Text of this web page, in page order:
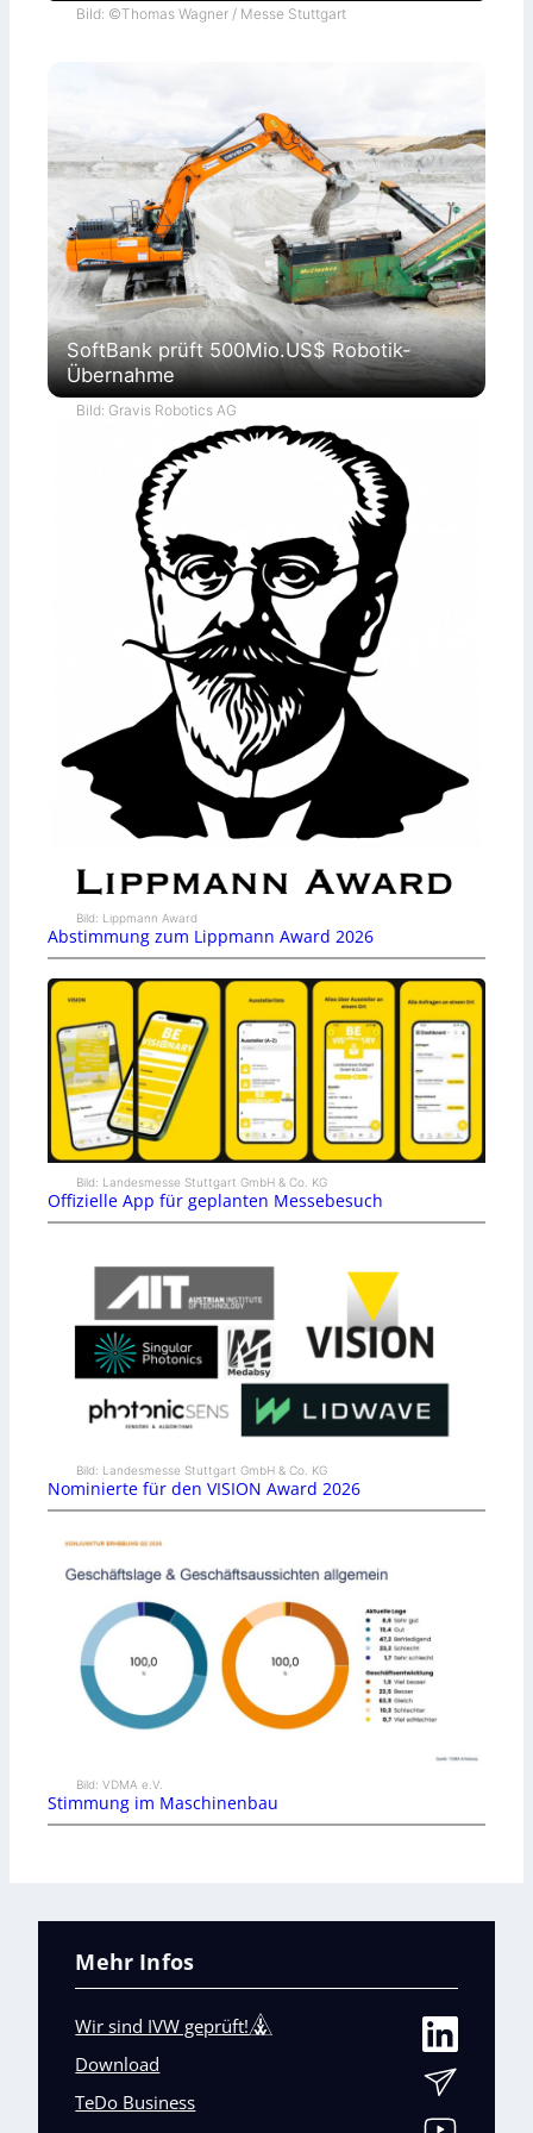
Bild: ©Thomas Wagner / Messe Stuttgart
SoftBank prüft 500Mio.US$ Robotik-
Übernahme
Bild: Gravis Robotics AG
Bild: Lippmann Award
Abstimmung zum Lippmann Award 2026
Bild: Landesmesse Stuttgart GmbH & Co. KG
Offizielle App für geplanten Messebesuch
Bild: Landesmesse Stuttgart GmbH & Co. KG
Nominierte für den VISION Award 2026
Bild: VDMA e.V.
Stimmung im Maschinenbau
Mehr Infos
Wir sind IVW geprüft!
Download
TeDo Business